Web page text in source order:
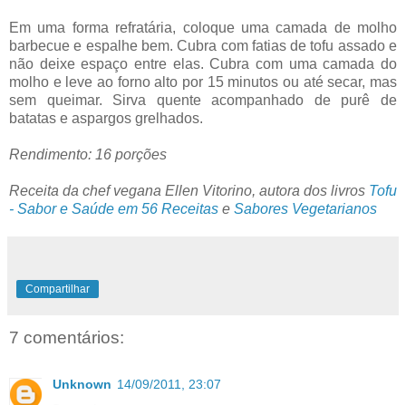
Em uma forma refratária, coloque uma camada de molho
barbecue e espalhe bem. Cubra com fatias de tofu assado e
não deixe espaço entre elas. Cubra com uma camada do
molho e leve ao forno alto por 15 minutos ou até secar, mas
sem queimar. Sirva quente acompanhado de purê de
batatas e aspargos grelhados.
Rendimento: 16 porções
Receita da chef vegana Ellen Vitorino, autora dos livros Tofu
- Sabor e Saúde em 56 Receitas e Sabores Vegetarianos
Compartilhar
7 comentários:
Unknown 14/09/2011, 23:07